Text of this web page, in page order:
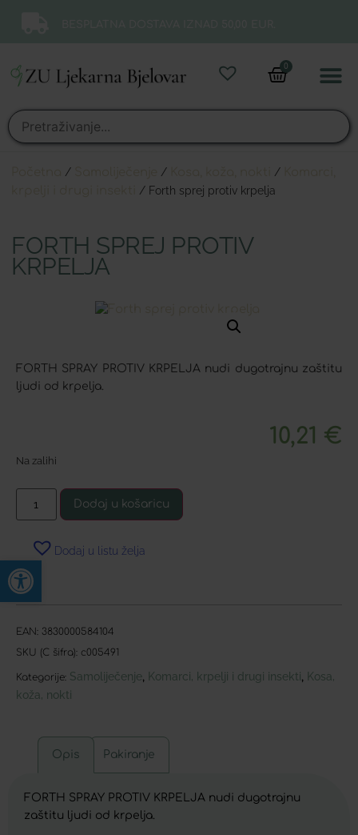
Open toolbar
0
/ / /
/ Forth sprej protiv krpelja
FORTH SPREJ PROTIV
KRPELJA
FORTH SPRAY PROTIV KRPELJA nudi dugotrajnu zaštitu
ljudi od krpelja.
10,21 €
Na zalihi
Dodaj u košaricu
Dodaj u listu želja
EAN: 3830000584104
SKU (C šifra): c005491
Kategorije: Samoliječenje Komarci, krpelji i drugi insekti Kosa,
koža, nokti
Opis Pakiranje
FORTH SPRAY PROTIV KRPELJA nudi dugotrajnu
zaštitu ljudi od krpelja.